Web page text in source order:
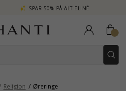
SPAR 50% PÅ ALT ELINÉ
Religion Øreringe